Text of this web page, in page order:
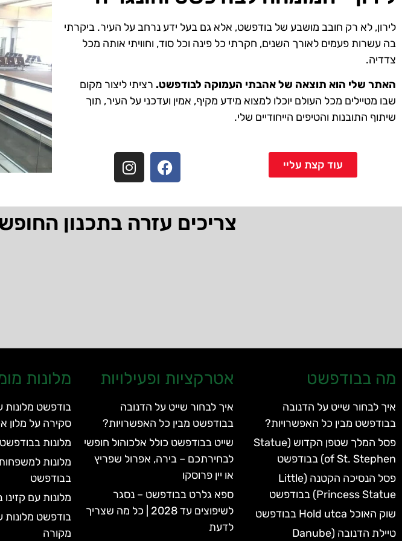
לירון, לא רק חובב מושבע של בודפשט, אלא גם בעל ידע נרחב על העיר. ביקרתי
בה עשרות פעמים לאורך השנים, חקרתי כל פינה וכל סוד, וחוויתי אותה מכל
צדדיה.
האתר שלי הוא תוצאה של אהבתי העמוקה לבודפשט. רציתי ליצור מקום
שבו מטיילים מכל העולם יוכלו למצוא מידע מקיף, אמין ועדכני על העיר, תוך
שיתוף התובנות והטיפים הייחודיים שלי.
עוד קצת עליי
צריכים עזרה בתכנון
מה בבודפשט
איך לבחור שייט על הדנובה
בבודפשט מבין כל האפשרויות?
פסל המלך שטפן הקדוש (Statue
of St. Stephen) בבודפשט
פסל הנסיכה הקטנה (Little
Princess Statue) בבודפשט
שוק האוכל Hold utca בבודפשט
טיילת הדנובה (Danube
אטרקציות ופעילויות
איך לבחור שייט על הדנובה
בבודפשט מבין כל האפשרויות?
שייט בבודפשט כולל אלכוהול חופשי
לבחירתכם – בירה, אפרול שפריץ
או יין פרוסקו
ספא גלרט בבודפשט – נסגר
לשיפוצים עד 2028 | כל מה שצריך
לדעת
מלונות
בודפשט
סקירה על מלון
מלונות
מלונות
בבודפשט
מלונות עם
בודפשט
מקורה